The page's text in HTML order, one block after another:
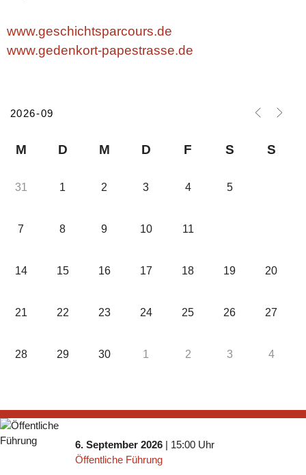
www.geschichtsparcours.de
www.gedenkort-papestrasse.de
M D M D F S S
31 1 2 3 4 5
7 8 9 10 11
14 15 16 17 18 19 20
21 22 23 24 25 26 27
28 29 30 1 2 3 4
6. September 2026 | 15:00 Uhr
Öffentliche Führung